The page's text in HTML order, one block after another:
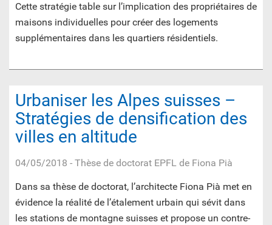
Cette stratégie table sur l’implication des propriétaires de
maisons individuelles pour créer des logements
supplémentaires dans les quartiers résidentiels.
Urbaniser les Alpes suisses –
Stratégies de densification des
villes en altitude
04/05/2018 - Thèse de doctorat EPFL de Fiona Pià
Dans sa thèse de doctorat, l’architecte Fiona Pià met en
évidence la réalité de l’étalement urbain qui sévit dans
les stations de montagne suisses et propose un contre-